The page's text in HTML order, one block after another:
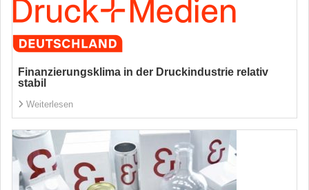
Finanzierungsklima in der Druckindustrie relativ
stabil
Weiterlesen